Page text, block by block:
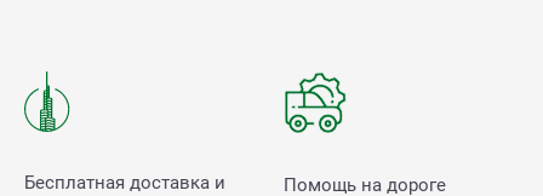
Бесплатная доставка и
Помощь на дороге